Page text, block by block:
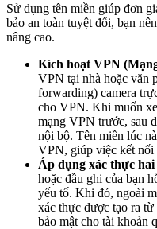
Sử dụng tên miền giúp đơn
bảo an toàn tuyệt đối, bạn
nâng cao.
Kích hoạt VPN
VPN tại nhà hoặc văn
forwarding) camera
cho VPN. Khi muốn
mạng VPN trước, sau
nội bộ. Tên miền lúc
VPN, giúp việc kết nối
Áp dụng xác thực
hoặc đầu ghi của bạn
yếu tố. Khi đó, ngoài
xác thực được tạo ra
bảo mật cho tài khoản